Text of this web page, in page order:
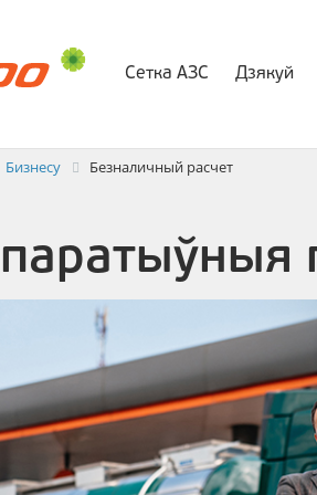
Сетка АЗС Дзякуй
Бизнесу Безналичный расчет